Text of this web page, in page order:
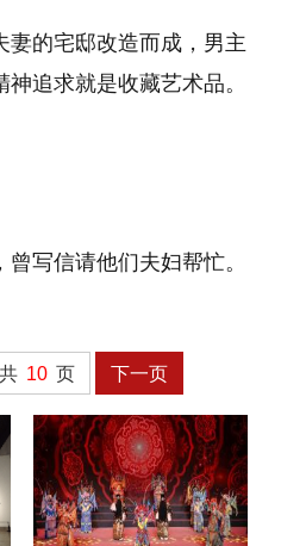
妻的宅邸改造而成，男主
追求就是收藏艺术品。
写信请他们夫妇帮忙。
共 10 页 下一页